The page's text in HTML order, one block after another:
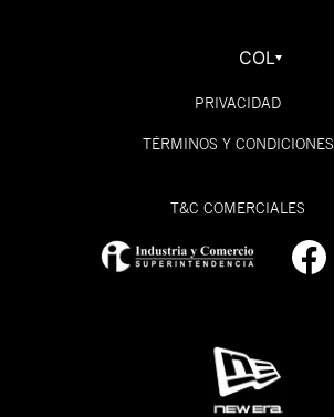
COL
PRIVACIDAD
TÉRMINOS Y CONDICIONES
T&C COMERCIALES